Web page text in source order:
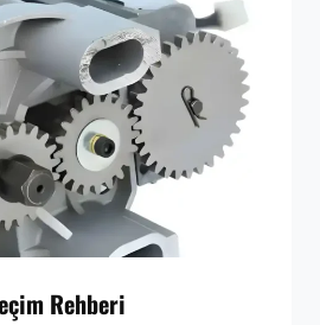
Rehberi